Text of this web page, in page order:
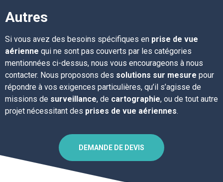
Autres
Si vous avez des besoins spécifiques en prise de vue
aérienne qui ne sont pas couverts par les catégories
mentionnées ci-dessus, nous vous encourageons à nous
contacter. Nous proposons des solutions sur mesure pour
répondre à vos exigences particulières, qu’il s’agisse de
missions de surveillance, de cartographie, ou de tout autre
projet nécessitant des prises de vue aériennes.
DEMANDE DE DEVIS